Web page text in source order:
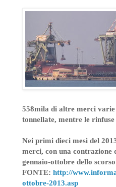
558mila di altre merci varie
tonnellate, mentre le
Nei primi dieci mesi del
merci, con una contrazione
gennaio-ottobre dello
FONTE: http://
ottobre-2013.asp